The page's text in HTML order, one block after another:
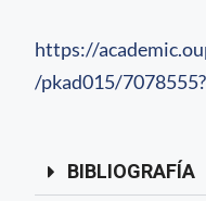
https://
/pkad015/
BIBLIOGRAFÍA